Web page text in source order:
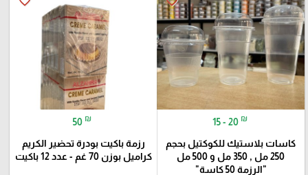
15 - 20 ₪
كاسات بلاستيك للكوكتيل بحجم
250 مل , 350 مل و 500 مل
"الرزمة 50 كاسة"
50 ₪
رزمة باكيت بودرة تحضير الكريم
كراميل بوزن 70 غم - عدد 12 باكيت